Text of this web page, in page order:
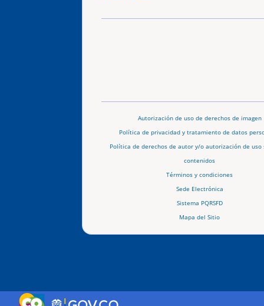
Autorización de uso de derechos de imagen
Política de privacidad y tratamiento de datos
Política de derechos de autor y/o autorización de uso
contenidos
Términos y condiciones
Sede Electrónica
Sistema PQRSFD
Mapa del Sitio